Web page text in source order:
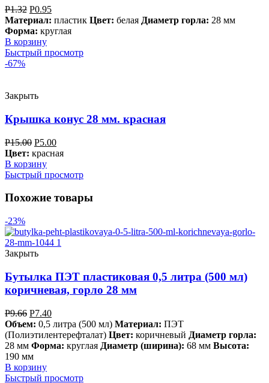
Р1.32 Р0.95
Материал: пластик Цвет: белая Диаметр горла: 28 мм
Форма: круглая
В корзину
Быстрый просмотр
-67%
Закрыть
Крышка конус 28 мм. красная
Р15.00 Р5.00
Цвет: красная
В корзину
Быстрый просмотр
Похожие товары
-23%
Закрыть
Бутылка ПЭТ пластиковая 0,5 литра (500 мл)
коричневая, горло 28 мм
Р9.66 Р7.40
Объем: 0,5 литра (500 мл) Материал: ПЭТ
(Полиэтилентерефталат) Цвет: коричневый Диаметр горла:
28 мм Форма: круглая Диаметр (ширина): 68 мм Высота:
190 мм
В корзину
Быстрый просмотр